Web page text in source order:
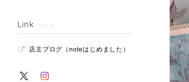
Link リンク
店主ブログ（noteはじめました）